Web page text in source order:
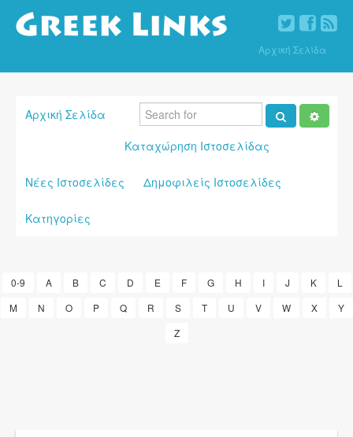
Αρχική Σελίδα
Αρχική Σελίδα
Καταχώρηση Ιστοσελίδας
Νέες Ιστοσελίδες Δημοφιλείς Ιστοσελίδες
Κατηγορίες
0-9 A B C D E F G H I J K
L
M
N O P Q R S T U V W X
Y
Z